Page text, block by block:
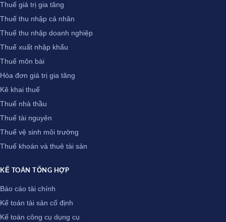
Thuế giá trị gia tăng
Thuế thu nhập cá nhân
Thuế thu nhập doanh nghiệp
Thuế xuất nhập khẩu
Thuế môn bài
Hóa đơn giá trị gia tăng
Kê khai thuế
Thuế nhà thầu
Thuế tài nguyên
Thuế vệ sinh môi trường
Thuế khoán và thuê tài sản
KẾ TOÁN TỔNG HỢP
Báo cáo tài chính
Kế toán tài sản cố định
Kế toán công cụ dụng cụ